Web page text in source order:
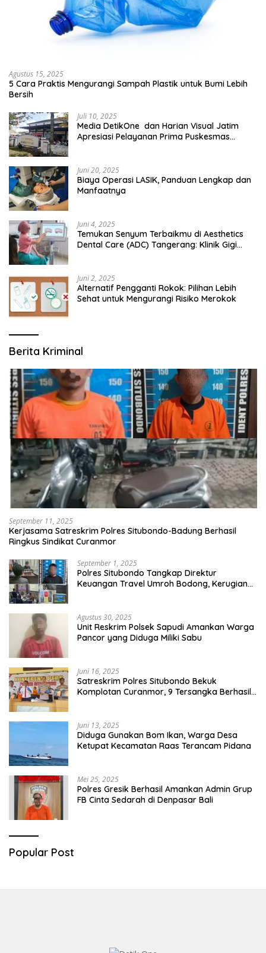
Agustus 15, 2025
5 Cara Praktis Mengurangi Sampah Plastik untuk Bumi Lebih
Bersih
Juli 10, 2025
Media DetikOne dan Harian Visual Jatim
Apresiasi Pelayanan Prima Puskesmas
Juni 20, 2025
Biaya Operasi LASIK, Panduan Lengkap dan
Manfaatnya
Juni 4, 2025
Temukan Senyum Terbaikmu di Aesthetics
Dental Care (ADC) Tangerang: Klinik Gigi
Juni 2, 2025
Alternatif Pengganti Rokok: Pilihan Lebih
Sehat untuk Mengurangi Risiko Merokok
Berita Kriminal
September 11, 2025
Kerjasama Satreskrim Polres Situbondo-Badung Berhasil
Ringkus Sindikat Curanmor
September 1, 2025
Polres Situbondo Tangkap Direktur
Keuangan Travel Umroh Bodong, Kerugian
Agustus 30, 2025
Unit Reskrim Polsek Sapudi Amankan Warga
Pancor yang Diduga Miliki Sabu
Juni 16, 2025
Satreskrim Polres Situbondo Bekuk
Komplotan Curanmor, 9 Tersangka Berhasil
Juni 13, 2025
Diduga Gunakan Bom Ikan, Warga Desa
Ketupat Kecamatan Raas Terancam Pidana
Mei 25, 2025
Polres Gresik Berhasil Amankan Admin Grup
FB Cinta Sedarah di Denpasar Bali
Popular Post